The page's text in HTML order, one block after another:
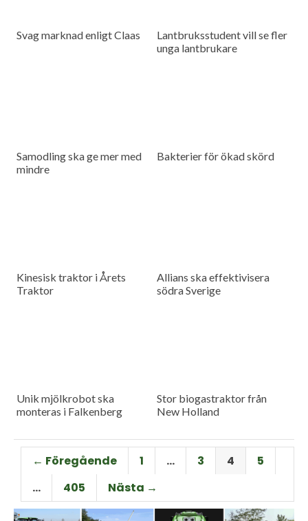
Svag marknad enligt Claas
Lantbruksstudent vill se fler
unga lantbrukare
Samodling ska ge mer med
mindre
Bakterier för ökad skörd
Kinesisk traktor i Årets
Traktor
Allians ska effektivisera
södra Sverige
Unik mjölkrobot ska
monteras i Falkenberg
Stor biogastraktor från
New Holland
← Föregående 1 … 3 4
5
…
405 Nästa →